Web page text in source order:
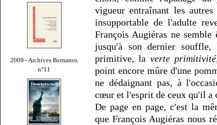
2009 - Archives Bernanos
n°11
vigueur entraînant les
insupportable de l'adulte
François Augiéras ne
jusqu'à son dernier
primitive, laverte primitivité
point encore mûre d'une
ne dédaignant pas, à
cœur et l'esprit de ceux qu'il a
De page en page, c'est la
que François Augiéras nous